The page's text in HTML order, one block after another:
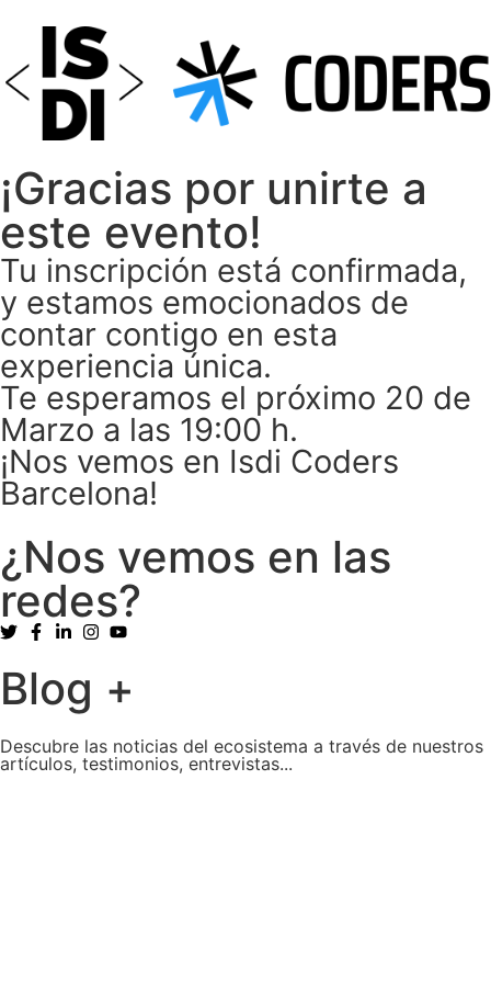
¡Gracias por unirte a
este evento!
Tu inscripción está confirmada,
y estamos emocionados de
contar contigo en esta
experiencia única.
Te esperamos el próximo 20 de
Marzo a las 19:00 h.
¡Nos vemos en Isdi Coders
Barcelona!
¿Nos vemos en las
redes?
Blog +
Descubre las noticias del ecosistema a través de nuestros
artículos, testimonios, entrevistas...